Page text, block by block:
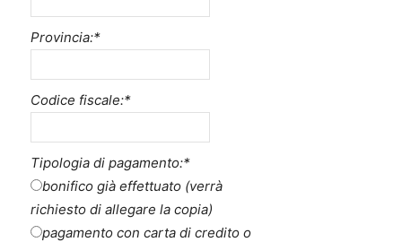
Provincia:*
Codice fiscale:*
Tipologia di pagamento:*
bonifico già effettuato (verrà
richiesto di allegare la copia)
pagamento con carta di credito o